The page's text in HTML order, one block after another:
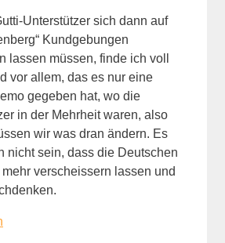
Unterstützer sich dann auf
Kundgebungen
lassen müssen, finde ich voll
vor allem, das es nur eine
gegeben hat, wo die
in der Mehrheit waren, also
wir was dran ändern. Es
nicht sein, dass die Deutschen
verscheissern lassen und